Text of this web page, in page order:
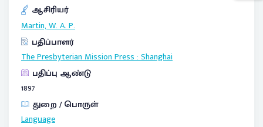
ஆசிரியர்
Martin, W. A. P.
பதிப்பாளர்
The Presbyterian Mission Press:Shanghai
பதிப்பு ஆண்டு
1897
துறை / பொருள்
Language